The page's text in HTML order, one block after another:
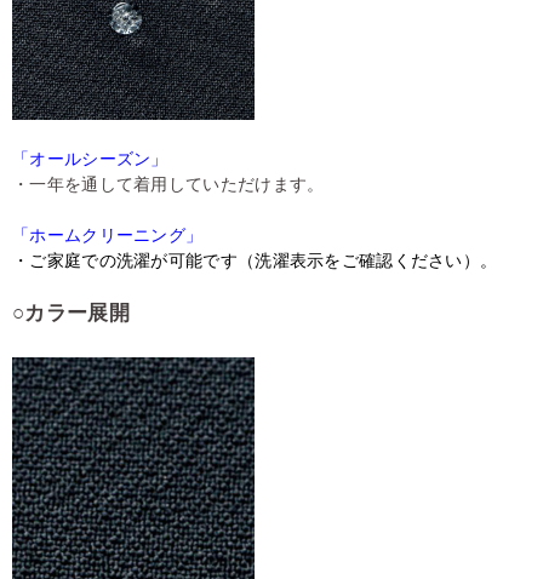
「オールシーズン」
・一年を通して着用していただけます。
「ホームクリーニング」
・ご家庭での洗濯が可能です（洗濯表示をご確認ください）。
○カラー展開